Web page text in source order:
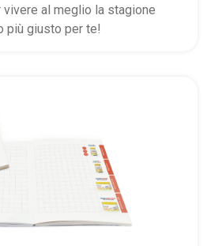
vivere al meglio la stagione
più giusto per te!